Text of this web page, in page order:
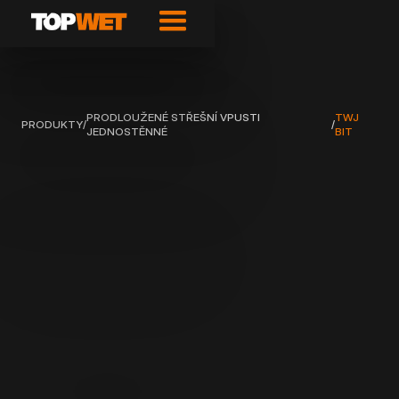
PRODUKTY/
PRODLOUŽENÉ STŘEŠNÍ VPUSTI
JEDNOSTĚNNÉ
/
TWJ
BIT